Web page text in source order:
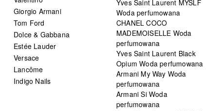
Giorgio Armani
Tom Ford
Dolce & Gabbana
Estée Lauder
Versace
Lancôme
Indigo Nails
Yves Saint Laurent MYSLF
Woda perfumowana
CHANEL COCO
MADEMOISELLE Woda
perfumowana
Yves Saint Laurent Black
Opium Woda perfumowana
Armani My Way Woda
perfumowana
Armani Si Woda
perfumowana